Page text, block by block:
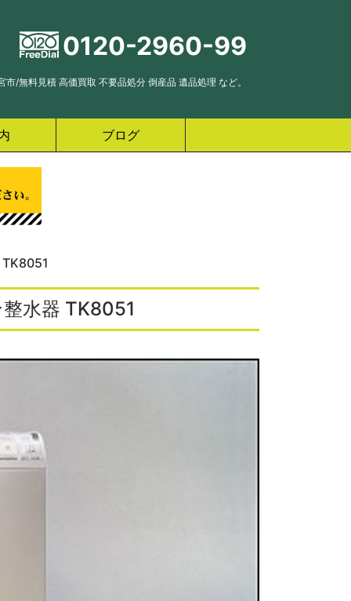
0120-2960-99
/無料見積 高価買取 不要品処分 倒産品 遺品処理 など。
ブログ
水器 TK8051